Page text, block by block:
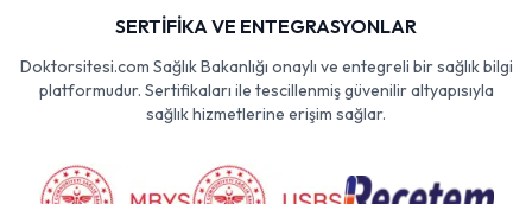
SERTİFİKA VE ENTEGRASYONLAR
Doktorsitesi.com Sağlık Bakanlığı onaylı ve entegreli bir sağlık bilgi
platformudur. Sertifikaları ile tescillenmiş güvenilir altyapısıyla
sağlık hizmetlerine erişim sağlar.